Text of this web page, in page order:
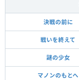
決戦の前に
戦いを終えて
謎の少女
マノンのもとへ